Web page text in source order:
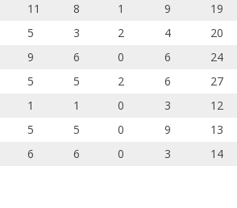
11 8 1 9 19
5 3 2 4 20
9 6 0 6 24
5 5 2 6 27
1 1 0 3 12
5 5 0 9 13
6 6 0 3 14